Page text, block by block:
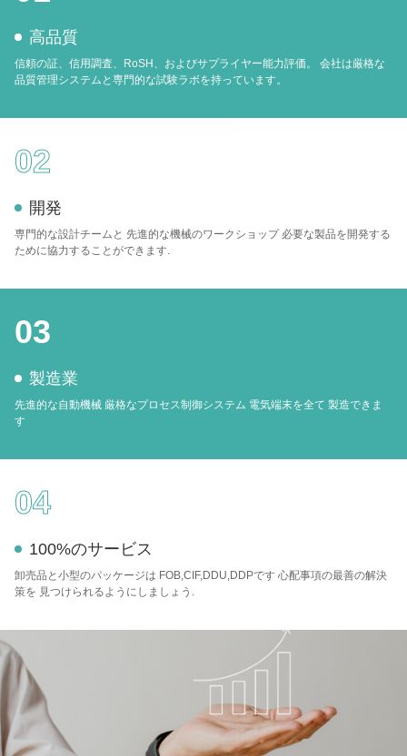
高品質
信頼の証、信用調査、RoSH、およびサプライヤー能力評価。 会社は厳格な
品質管理システムと専門的な試験ラボを持っています。
02
開発
専門的な設計チームと 先進的な機械のワークショップ 必要な製品を開発する
ために協力することができます.
03
製造業
先進的な自動機械 厳格なプロセス制御システム 電気端末を全て 製造できま
す
04
100%のサービス
卸売品と小型のパッケージは FOB,CIF,DDU,DDPです 心配事項の最善の解決
策を 見つけられるようにしましょう.